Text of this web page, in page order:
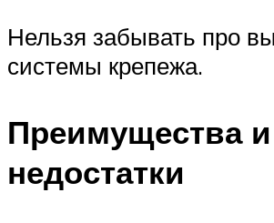
Нельзя забывать про
системы крепежа.
Преимущества и
недостатки